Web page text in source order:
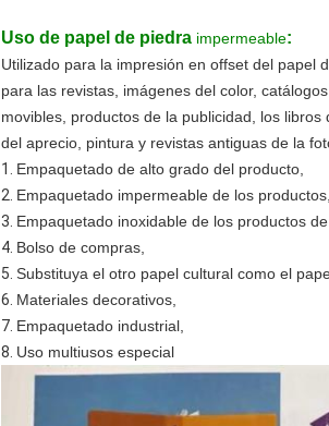
Uso de papel de piedra impermeable:
Utilizado para la impresión en offset del papel
para las revistas, imágenes del color,
movibles, productos de la publicidad, los
del aprecio, pintura y revistas antiguas de la
1. Empaquetado de alto grado del producto,
2. Empaquetado impermeable de los productos,
3. Empaquetado inoxidable de los productos
4. Bolso de compras,
5. Substituya el otro papel cultural como el
6. Materiales decorativos,
7. Empaquetado industrial,
8. Uso multiusos especial